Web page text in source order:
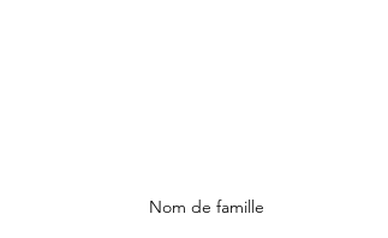
Nom de famille